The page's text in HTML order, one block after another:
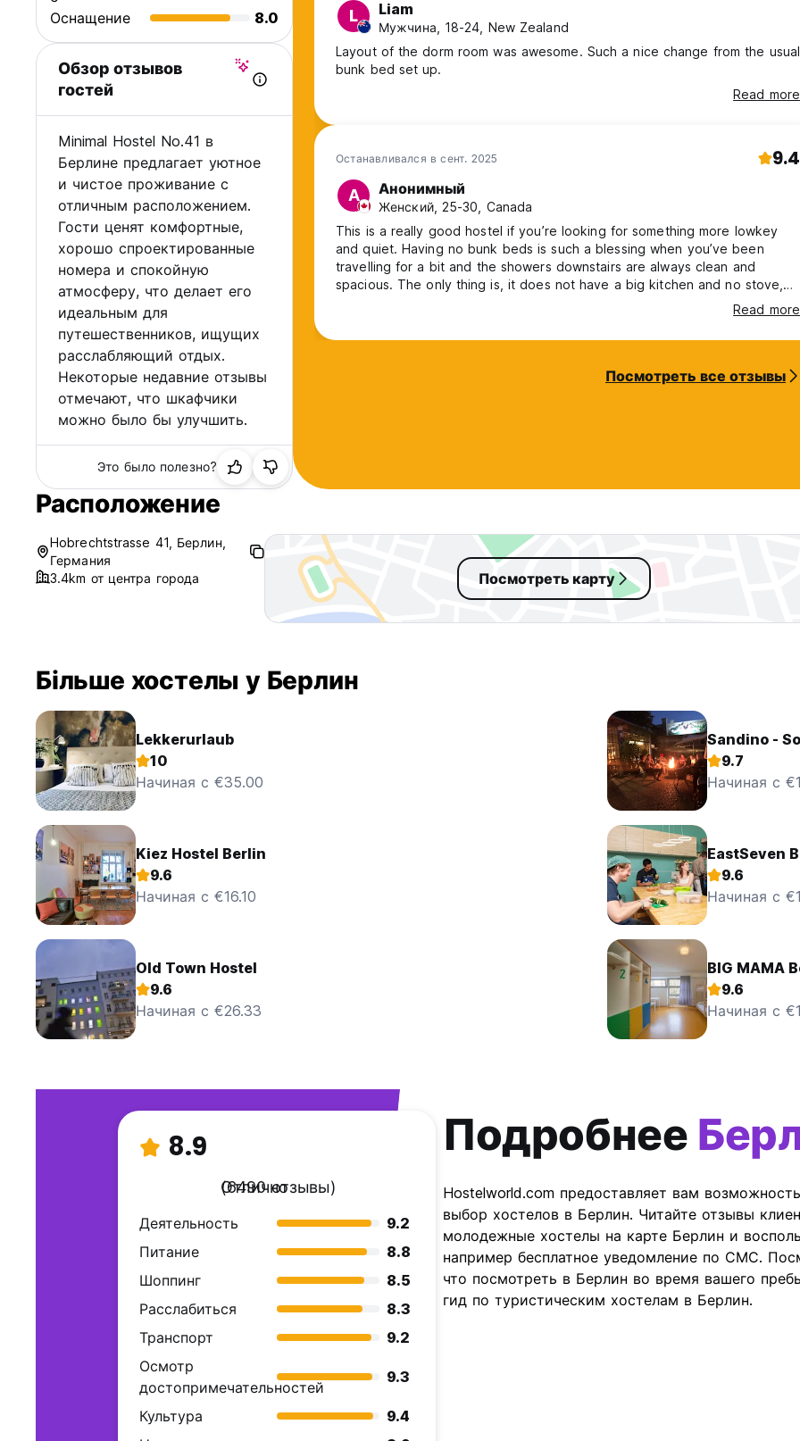
Оснащение
8.0
Обзор отзывов
гостей
Minimal Hostel No.41 в
Берлине предлагает уютное
и чистое проживание с
отличным расположением.
Гости ценят комфортные,
хорошо спроектированные
номера и спокойную
атмосферу, что делает его
идеальным для
путешественников, ищущих
расслабляющий отдых.
Некоторые недавние отзывы
отмечают, что шкафчики
можно было бы улучшить.
Это было полезно?
L Liam
Мужчина, 18-24, New Zealand
Layout of the dorm room was awesome. Such a nice change from the usual
bunk bed set up.
Read more
Останавливался в сент. 2025 9.4
А Анонимный
Женский, 25-30, Canada
This is a really good hostel if you’re looking for something more lowkey
and quiet. Having no bunk beds is such a blessing when you’ve been
travelling for a bit and the showers downstairs are always clean and
spacious. The only thing is, it does not have a big kitchen and no stove,
so you can’t really cook or anything like that. But location is amazing and
you’re close to a lot of good restaurants and the metro to hit other parts
of Berlin.
Read more
Посмотреть все отзывы
Расположение
Hobrechtstrasse 41, Берлин,
Германия
3.4km от центра города
Посмотреть карту
Більше хостелы у Берлин
Lekkerurlaub
10
Начиная с €35.00
Sandino -
9.7
Начиная с
Kiez Hostel Berlin
9.6
Начиная с €16.10
EastSeven
9.6
Начиная с
Old Town Hostel
9.6
Начиная с €26.33
BIG MAMA
9.6
Начиная с
8.9
Отлично
(6490 отзывы)
Деятельность
9.2
Питание
8.8
Шоппинг
8.5
Расслабиться
8.3
Транспорт
9.2
Осмотр
достопримечательностей
9.3
Культура
9.4
Подробнее
Hostelworld.com предоставляет вам
выбор хостелов в Берлин. Читайте отзывы
молодежные хостелы на карте Берлин и
например бесплатное уведомление по СМС.
что посмотреть в Берлин во время вашего
гид по туристическим хостелам в Берлин.